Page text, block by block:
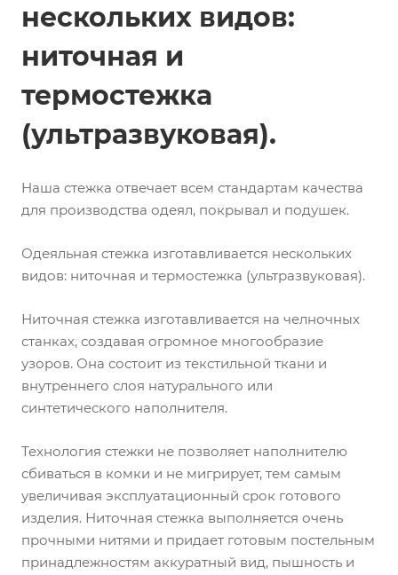
нескольких видов:
ниточная и
термостежка
(ультразвуковая).
Наша стежка отвечает всем стандартам качества
для производства одеял, покрывал и подушек.
Одеяльная стежка изготавливается нескольких
видов: ниточная и термостежка (ультразвуковая).
Ниточная стежка изготавливается на челночных
станках, создавая огромное многообразие
узоров. Она состоит из текстильной ткани и
внутреннего слоя натурального или
синтетического наполнителя.
Технология стежки не позволяет наполнителю
сбиваться в комки и не мигрирует, тем самым
увеличивая эксплуатационный срок готового
изделия. Ниточная стежка выполняется очень
прочными нитями и придает готовым постельным
принадлежностям аккуратный вид, пышность и